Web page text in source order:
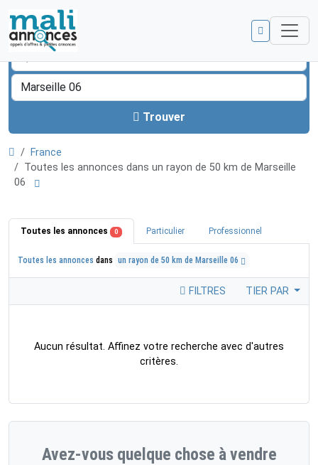
Trouver
France
Toutes les annonces dans un rayon de 50 km de Marseille
06
Toutes les annonces 0 Particulier Professionnel
Toutes les annonces dans un rayon de 50 km de Marseille 06
FILTRES TIER PAR
Aucun résultat. Affinez votre recherche avec d'autres
critères.
Avez-vous quelque chose à vendre